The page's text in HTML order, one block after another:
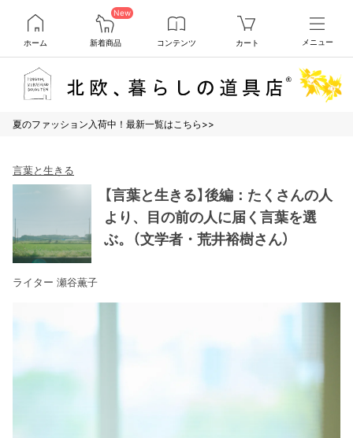
ホーム
New
新着商品 コンテンツ カート メニュー
夏のファッション入荷中！最新一覧はこちら>>
言葉と生きる
【言葉と生きる】後編：たくさんの人
より、目の前の人に届く言葉を選
ぶ。（文学者・荒井裕樹さん）
ライター 瀬谷薫子